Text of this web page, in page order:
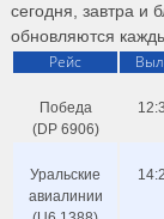
сегодня, завтра и
обновляются
Рейс
Победа
(DP 6906)
Уральские
авиалинии